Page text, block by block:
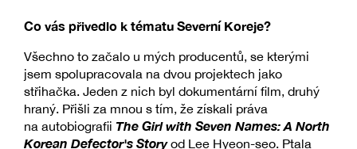
Co vás přivedlo k tématu Severní Koreje?
Všechno to začalo u mých producentů, se kterými
jsem spolupracovala na dvou projektech jako
střihačka. Jeden z nich byl dokumentární film, druhý
hraný. Přišli za mnou s tím, že získali práva
na autobiografii The Girl with Seven Names: A North
Korean Defector's Storyod Lee Hyeon-seo. Ptala